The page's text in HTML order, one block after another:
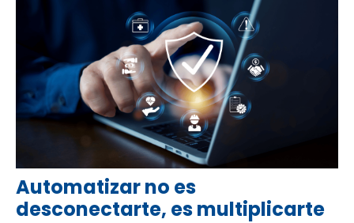
Automatizar no es
desconectarte, es multiplicarte